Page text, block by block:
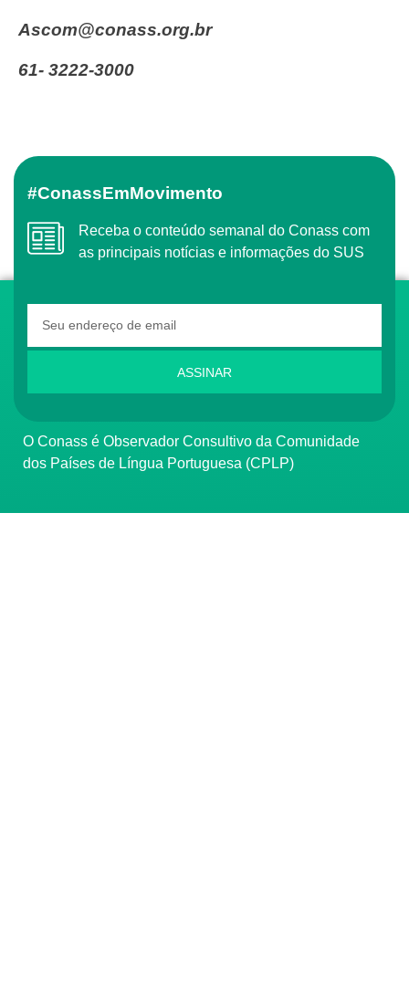
ascom@conass.org.br
61- 3222-3000
#ConassEmMovimento
Receba o conteúdo semanal do Conass com
as principais notícias e informações do SUS
ASSINAR
O Conass é Observador Consultivo da Comunidade
dos Países de Língua Portuguesa (CPLP)